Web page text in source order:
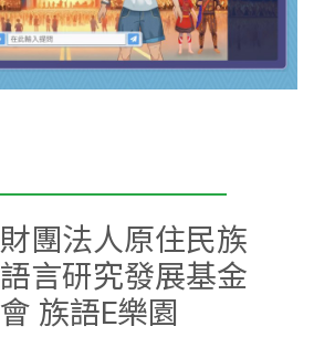
財團法人原住民族
語言研究發展基金
會 族語E樂園